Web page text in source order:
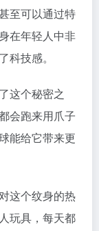
至可以通过特
在年轻人中非
技感。
这个秘密之
会跑来用爪子
能给它带来更
这个纹身的热
玩具，每天都